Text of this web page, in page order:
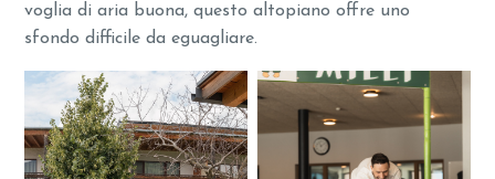
voglia di aria buona, questo altopiano offre uno
sfondo difficile da eguagliare.